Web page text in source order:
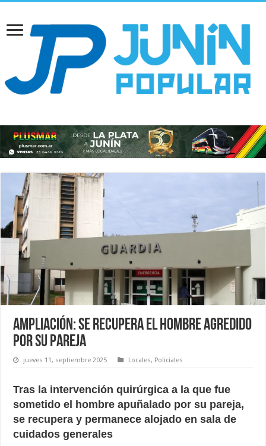
AMPLIACIÓN: Se recupera el hombre agredido
por su pareja
jueves 11, septiembre 2025 Locales, Policiales
Tras la intervención quirúrgica a la que fue
sometido el hombre apuñalado por su pareja,
se recupera y permanece alojado en sala de
cuidados generales